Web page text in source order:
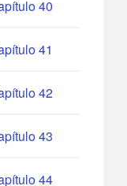
40
41
42
43
44